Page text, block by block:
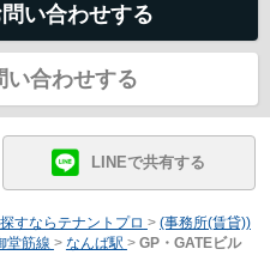
い合わせする
い合わせする
LINEで共有する
すならテナントプロ > (事務所(賃貸))
堂筋線 > なんば駅 > GP・GATEビル